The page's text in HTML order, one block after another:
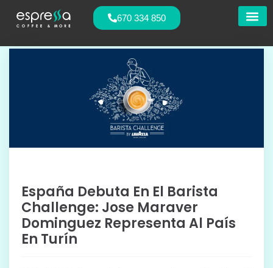
670 334 850
España Debuta En El Barista
Challenge: Jose Maraver
Dominguez Representa Al País
En Turín